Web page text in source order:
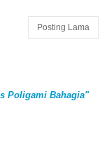
Posting Lama
Poligami Bahagia"